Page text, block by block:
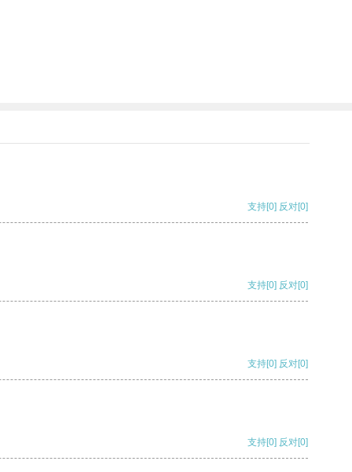
支持[0] 反对[0]
支持[0] 反对[0]
支持[0] 反对[0]
支持[0] 反对[0]